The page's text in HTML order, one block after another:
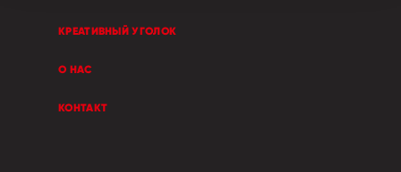
КРЕАТИВНЫЙ УГОЛОК
О НАС
КОНТАКТ